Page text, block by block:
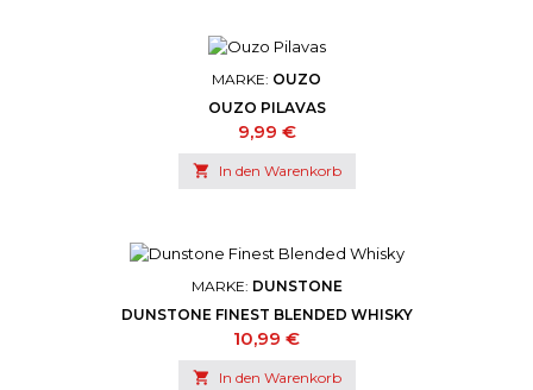
MARKE: OUZO
OUZO PILAVAS
Preis
9,99 €
 In den Warenkorb
MARKE: DUNSTONE
DUNSTONE FINEST BLENDED WHISKY
Preis
10,99 €
 In den Warenkorb